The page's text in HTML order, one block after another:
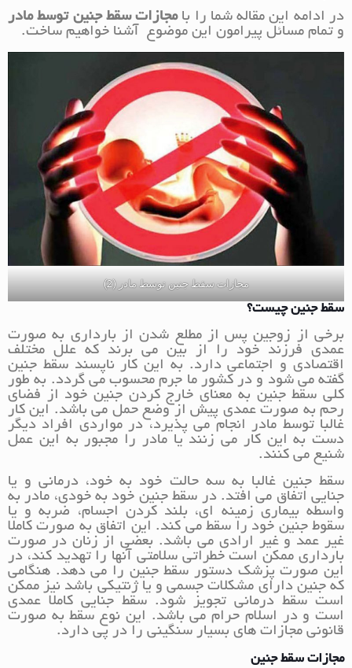
در ادامه این مقاله شما را بامجازات سقط جنین توسط مادر
و تمام مسائل پیرامون این موضوع آشنا خواهیم ساخت.
مجازات سقط جنین توسط مادر (2)
سقط جنین چیست؟
برخی از زوجین پس از مطلع شدن از بارداری به صورت
عمدی فرزند خود را از بین می برند که علل مختلف
اقتصادی و اجتماعی دارد. به این کار ناپسند سقط جنین
گفته می شود و در کشور ما جرم محسوب می گردد. به طور
کلی سقط جنین به معنای خارج کردن جنین خود از فضای
رحم به صورت عمدی پیش از وضع حمل می باشد. این کار
غالبا توسط مادر انجام می پذیرد، در مواردی افراد دیگر
دست به این کار می زنند یا مادر را مجبور به این عمل
شنیع می کنند.
سقط جنین غالبا به سه حالت خود به خود، درمانی و یا
جنایی اتفاق می افتد. در سقط جنین خود به خودی، مادر به
واسطه بیماری زمینه ای، بلند کردن اجسام، ضربه و یا
سقوط جنین خود را سقط می کند. این اتفاق به صورت کاملا
غیر عمد و غیر ارادی می باشد. بعضی از زنان در صورت
بارداری ممکن است خطراتی سلامتی آنها را تهدید کند، در
این صورت پزشک دستور سقط جنین را می دهد. هنگامی
که جنین دارای مشکلات جسمی و یا ژنتیکی باشد نیز ممکن
است سقط درمانی تجویز شود. سقط جنایی کاملا عمدی
است و در اسلام حرام می باشد. این نوع سقط به صورت
قانونی مجازات های بسیار سنگینی را در پی دارد.
مجازات سقط جنین